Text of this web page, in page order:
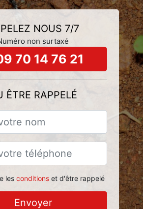
NOUS 7/7
non surtaxé
70 14 76 21
ÊTRE RAPPELÉ
les conditionset d'être rappelé
Envoyer